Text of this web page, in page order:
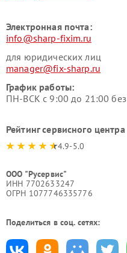
Электронная почта:
info@sharp-fixim.ru
для юридических лиц
manager@fix-sharp.ru
График работы:
ПН-ВСК с 9:00 до 21:00
Рейтинг сервисного центра
4.9-5.0
ООО "Русервис"
ИНН 7702633247
ОГРН 1077746335776
Поделиться в соц. сетях: